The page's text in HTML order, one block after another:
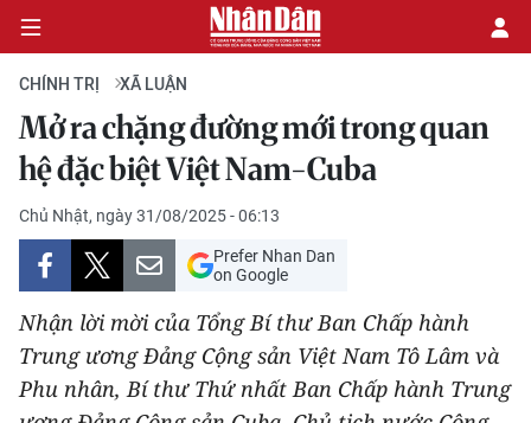
CHÍNH TRỊ
KINH TẾ
VĂN HÓA
XÃ HỘI
PHÁP LUẬT
CHÍNH TRỊ XÃ LUẬN
Mở ra chặng đường mới trong quan
hệ đặc biệt Việt Nam-Cuba
Chủ Nhật, ngày 31/08/2025 - 06:13
Prefer Nhan Dan
on Google
Nhận lời mời của Tổng Bí thư Ban Chấp hành
Trung ương Đảng Cộng sản Việt Nam Tô Lâm và
Phu nhân, Bí thư Thứ nhất Ban Chấp hành Trung